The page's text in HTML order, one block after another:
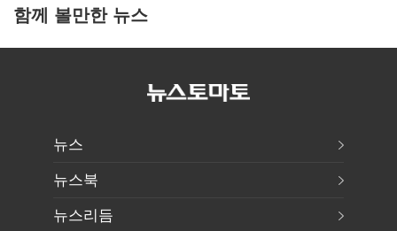
함께 볼만한 뉴스
뉴스
뉴스북
뉴스리듬